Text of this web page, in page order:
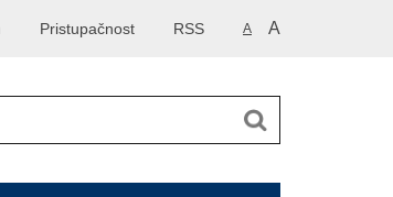
A A
RSS
Pristupačnost